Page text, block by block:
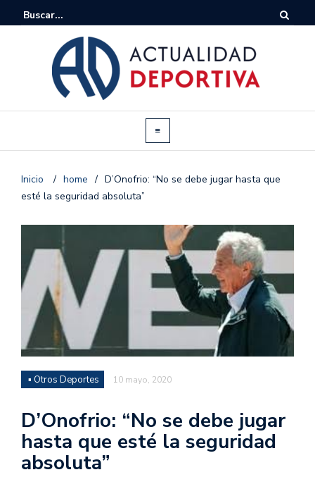
Inicio / home / D’Onofrio: “No se debe jugar hasta que
esté la seguridad absoluta”
▪ Otros Deportes 10 mayo, 2020
D’Onofrio: “No se debe jugar
hasta que esté la seguridad
absoluta”